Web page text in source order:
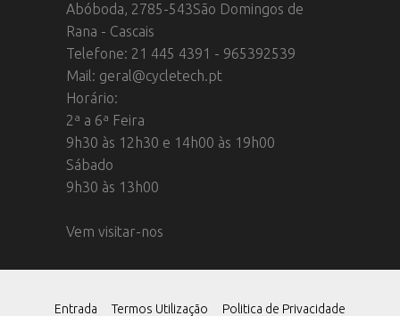
Abóboda, 2785-543São Domingos de
Rana - Cascais
Telefone: 21 445 4391 - 965392539
Mail: geral@cycletech.pt
Horário:
2ª a 6ª Feira
9h30 às 12h30 e 14h00 às 19h00
Sábado
9h30 às 13h00
Vem visitar-nos
Entrada Termos Utilização Politica de Privacidade